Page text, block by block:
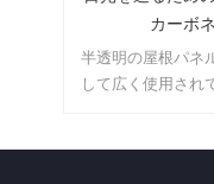
建築プロジェクトの採光と
金属の屋根パネルと一致す